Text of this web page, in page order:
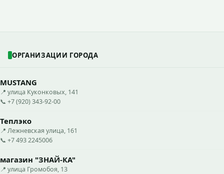
ОРГАНИЗАЦИИ ГОРОДА
MUSTANG
📍 улица Куконковых, 141
📞 +7 (920) 343-92-00
Теплэко
📍 Лежневская улица, 161
📞 +7 493 2245006
магазин "ЗНАЙ-КА"
📍 улица Громобоя, 13